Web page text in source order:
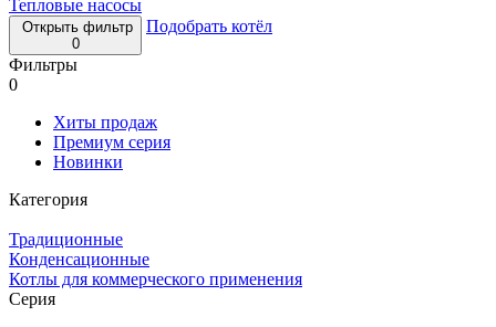
Тепловые насосы
Открыть фильтр
0
Подобрать котёл
Фильтры
0
Хиты продаж
Премиум серия
Новинки
Категория
Традиционные
Конденсационные
Котлы для коммерческого применения
Серия